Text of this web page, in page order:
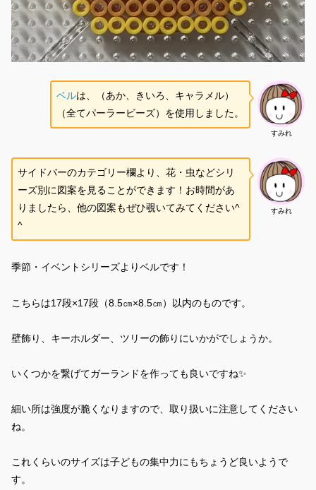
すみれ
ベルは、（あか、きいろ、キャラメル）
（全てパーラービーズ）を使用しました。
すみれ
サイドバーのカテゴリー欄より、花・虫などシリ
ーズ別に図案を見ることができます！お時間があ
りましたら、他の図案もぜひ覗いてみてください^
^
季節・イベントシリーズよりベルです！
こちらは17段×17段（8.5㎝×8.5㎝）以内のものです。
壁飾り、キーホルダー、ツリーの飾りにいかがでしょうか。
いくつかを繋げてガーランドを作っても良いですね✨
細い所は強度が脆くなりますので、取り扱いに注意してください
ね。
これくらいのサイズは子どもの集中力にもちょうど良いようで
す。